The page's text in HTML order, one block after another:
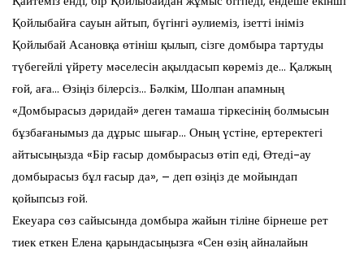
Қойлыбайға сауын айтып, бүгінгі әулиеміз, ізетті ініміз
Қойлыбай Асановқа өтініш қылып, сізге домбыра тартуды
түбегейлі үйрету мәселесін ақылдасып көреміз де… Қалжың
ғой, аға… Өзіңіз білерсіз… Бәлкім, Шолпан апамның
«Домбырасыз дәридай» деген тамаша тіркесінің болмысын
бұзбағанымыз да дұрыс шығар… Оның үстіне, ертеректегі
айтысыңызда «Бір ғасыр домбырасыз өтіп еді, Өтеді-ау
домбырасыз бұл ғасыр да», – деп өзіңіз де мойындап
қойыпсыз ғой.
Екеуара сөз сайысында домбыра жайын тіліне бірнеше рет
тиек еткен Елена қарындасыңызға «Сен өзің айналайын